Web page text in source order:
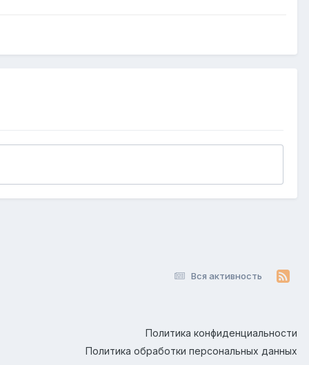
Вся активность
Политика конфиденциальности
Политика обработки персональных данных